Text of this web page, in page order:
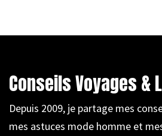
Conseils Voyages &
Depuis 2009, je partage mes
mes astuces mode homme et